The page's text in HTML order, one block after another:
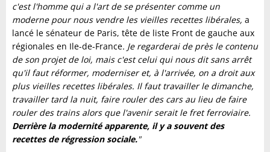
c'est l'homme qui a l'art de se présenter comme un
moderne pour nous vendre les vieilles recettes libérales, a
lancé le sénateur de Paris, tête de liste Front de gauche aux
régionales en Ile-de-France. Je regarderai de près le contenu
de son projet de loi, mais c'est celui qui nous dit sans arrêt
qu'il faut réformer, moderniser et, à l'arrivée, on a droit aux
plus vieilles recettes libérales. Il faut travailler le dimanche,
travailler tard la nuit, faire rouler des cars au lieu de faire
rouler des trains alors que l'avenir serait le fret ferroviaire.
Derrière la modernité apparente, il y a souvent des
recettes de régression sociale."